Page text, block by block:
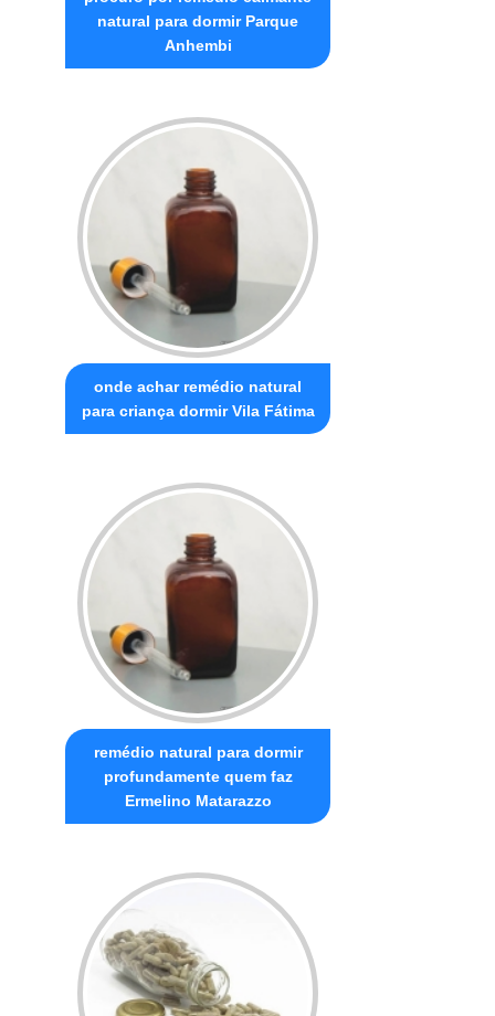
natural para dormir Parque
Anhembi
onde achar remédio natural
para criança dormir Vila Fátima
remédio natural para dormir
profundamente quem faz
Ermelino Matarazzo